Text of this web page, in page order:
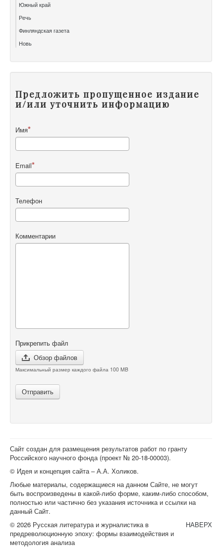
Южный край
Речь
Финляндская газета
Новь
Предложить пропущенное издание
и/или уточнить информацию
Имя
Email
Телефон
Комментарии
Прикрепить файл
Обзор файлов
Максимальный размер каждого файла 100 MB
Отправить
Сайт создан для размещения результатов работ по гранту
Российского научного фонда (проект № 20-18-00003).
© Идея и концепция сайта – А.А. Холиков.
Любые материалы, содержащиеся на данном Сайте, не могут
быть воспроизведены в какой-либо форме, каким-либо способом,
полностью или частично без указания источника и ссылки на
данный Сайт.
НАВЕРХ
© 2026 Русская литература и журналистика в
предреволюционную эпоху: формы взаимодействия и
методология анализа